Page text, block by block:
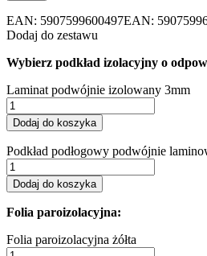
EAN: 5907599600497EAN:
Dodaj do zestawu
Wybierz podkład izolacyjny o
Laminat podwójnie izolowany 3mm
Dodaj do koszyka
Podkład podłogowy podwójnie
Dodaj do koszyka
Folia paroizolacyjna:
Folia paroizolacyjna żółta